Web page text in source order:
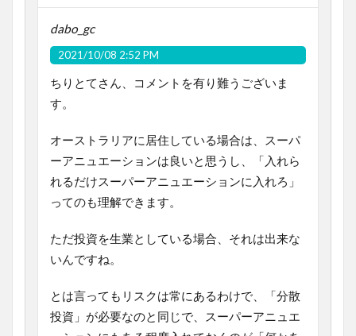
dabo_gc
2021/10/08 2:52 PM
ちりとてさん、コメントを有り難うございま
す。
オーストラリアに居住している場合は、スーパ
ーアニュエーションは良いと思うし、「入れら
れるだけスーパーアニュエーションに入れろ」
ってのも理解できます。
ただ投資を生業としている場合、それは出来な
いんですね。
とは言ってもリスクは常にあるわけで、「分散
投資」が必要なのと同じで、スーパーアニュエ